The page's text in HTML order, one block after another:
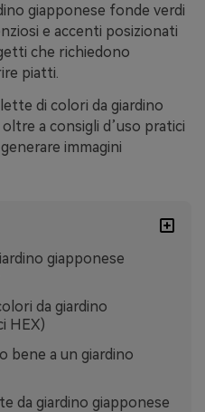
giapponese fonde verdi
e accenti posizionati
che richiedono
piatti.
di colori da giardino
a consigli d’uso pratici
immagini
giapponese
da giardino
HEX)
bene a un giardino
da giardino giapponese